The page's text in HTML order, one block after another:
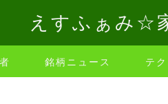
えすふぁみ☆
銘柄ニュース テ